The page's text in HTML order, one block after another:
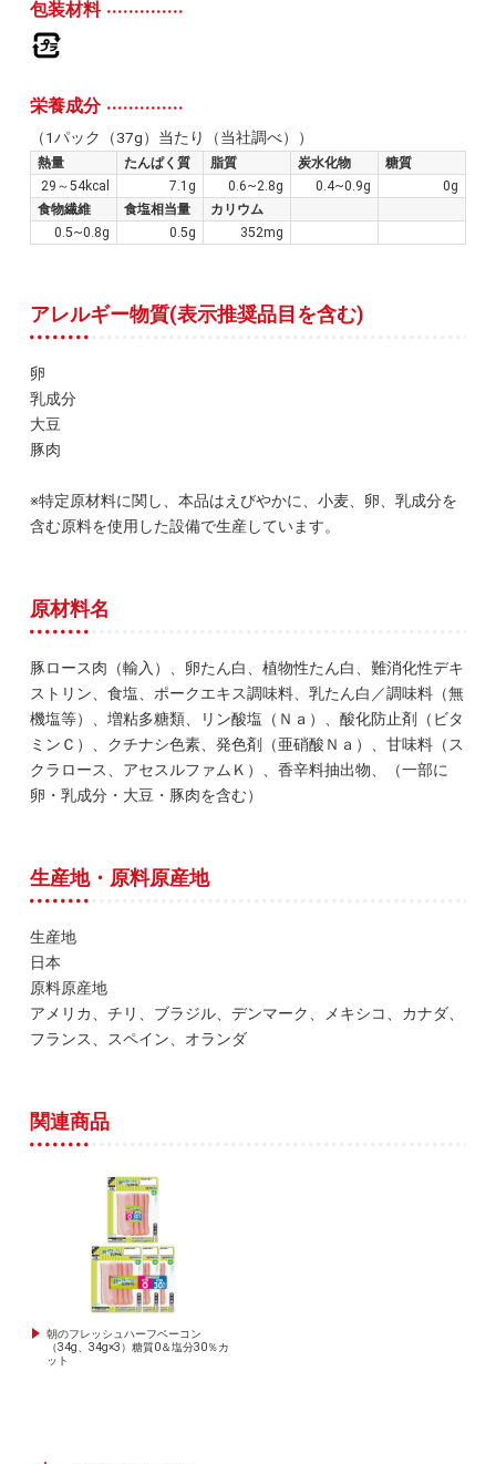
包装材料
栄養成分
（1パック（37g）当たり（当社調べ））
熱量 たんぱく質 脂質 炭水化物
糖質
29～54kcal
7.1g 0.6~2.8g 0.4~0.9g
0g
食物繊維
食塩相当量
カリウム
0.5~0.8g
0.5g 352mg
アレルギー物質(表示推奨品目を含む)
卵
乳成分
大豆
豚肉
※特定原材料に関し、本品はえびやかに、小麦、卵、乳成分を
含む原料を使用した設備で生産しています。
原材料名
豚ロース肉（輸入）、卵たん白、植物性たん白、難消化性デキ
ストリン、食塩、ポークエキス調味料、乳たん白／調味料（無
機塩等）、増粘多糖類、リン酸塩（Ｎａ）、酸化防止剤（ビタ
ミンＣ）、クチナシ色素、発色剤（亜硝酸Ｎａ）、甘味料（ス
クラロース、アセスルファムＫ）、香辛料抽出物、（一部に
卵・乳成分・大豆・豚肉を含む）
生産地・原料原産地
生産地
日本
原料原産地
アメリカ、チリ、ブラジル、デンマーク、メキシコ、カナダ、
フランス、スペイン、オランダ
関連商品
朝のフレッシュハーフベーコン
（34g、34g×3）糖質0＆塩分30％カ
ット